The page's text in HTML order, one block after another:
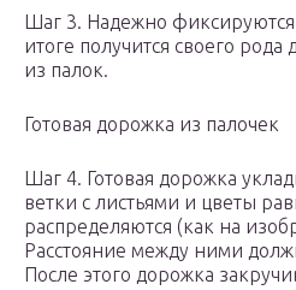
Шаг 3. Надежно
итоге получится своего
из палок.
Готовая дорожка из палочек
Шаг 4. Готовая дорожка
ветки с листьями и цветы
распределяются (как на
Расстояние между ними
После этого дорожка